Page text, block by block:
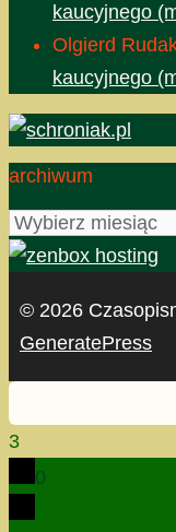
kaucyjnego
Olgierd
kaucyjnego
archiwum
archiwum
© 2026
GeneratePress
3
0